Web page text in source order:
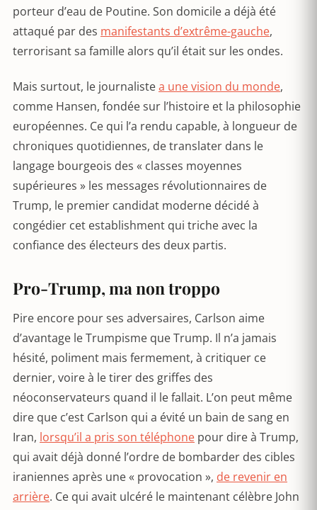
porteur d’eau de Poutine. Son domicile a déjà été
attaqué par des manifestants d’extrême-gauche,
terrorisant sa famille alors qu’il était sur les ondes.
Mais surtout, le journalistea une vision du monde,
comme Hansen, fondée sur l’histoire et la philosophie
européennes. Ce qui l’a rendu capable, à longueur de
chroniques quotidiennes, de translater dans le
langage bourgeois des « classes moyennes
supérieures » les messages révolutionnaires de
Trump, le premier candidat moderne décidé à
congédier cet establishment qui triche avec la
confiance des électeurs des deux partis.
Pro-Trump, ma non troppo
Pire encore pour ses adversaires, Carlson aime
d’avantage le Trumpisme que Trump. Il n’a jamais
hésité, poliment mais fermement, à critiquer ce
dernier, voire à le tirer des griffes des
néoconservateurs quand il le fallait. L’on peut même
dire que c’est Carlson qui a évité un bain de sang en
Iran, lorsqu’il a pris son téléphone pour dire à Trump,
qui avait déjà donné l’ordre de bombarder des cibles
iraniennes après une « provocation », de revenir en
arrière. Ce qui avait ulcéré le maintenant célèbre John